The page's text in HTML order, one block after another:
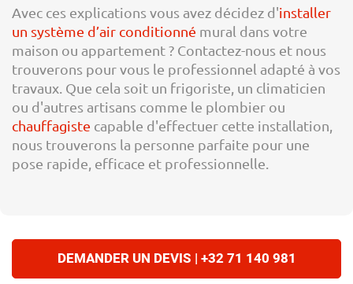
Avec ces explications vous avez décidez d'installer
un système d’air conditionné mural dans votre
maison ou appartement ? Contactez-nous et nous
trouverons pour vous le professionnel adapté à vos
travaux. Que cela soit un frigoriste, un climaticien
ou d'autres artisans comme le plombier ou
chauffagiste capable d'effectuer cette installation,
nous trouverons la personne parfaite pour une
pose rapide, efficace et professionnelle.
DEMANDER UN DEVIS | +32 71 140 981